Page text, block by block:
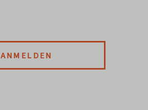
ANMELDEN